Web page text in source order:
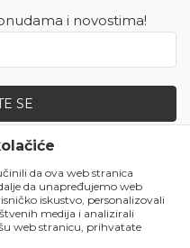
i novostima!
SE
da ova web stranica
da unapređujemo web
iskustvo, personalizovali
medija i analizirali
web stranicu, prihvatate